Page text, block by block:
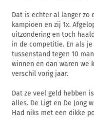
Dat is echter al langer zo
kampioen en zij 1x.
uitzondering en toch
in de competitie. En als
tussenstand tegen 10
winnen en dan waren we
verschil vorig jaar.
Dat ze veel geld hebben
alles. De Ligt en De Jong
Had niks met een dikke